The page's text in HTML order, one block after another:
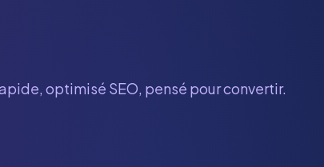
optimisé SEO, pensé pour convertir.